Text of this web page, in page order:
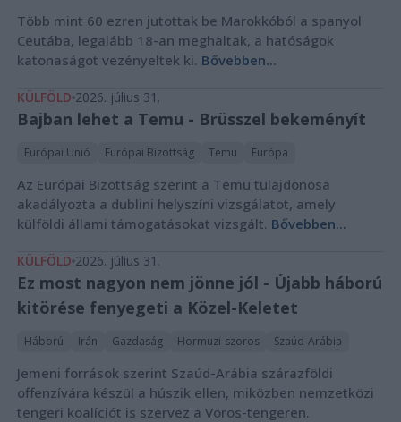
Több mint 60 ezren jutottak be Marokkóból a spanyol
Ceutába, legalább 18-an meghaltak, a hatóságok
katonaságot vezényeltek ki. Bővebben...
KÜLFÖLD 2026. július 31.
Bajban lehet a Temu - Brüsszel bekeményít
Európai Unió Európai Bizottság Temu Európa
Az Európai Bizottság szerint a Temu tulajdonosa
akadályozta a dublini helyszíni vizsgálatot, amely
külföldi állami támogatásokat vizsgált. Bővebben...
KÜLFÖLD 2026. július 31.
Ez most nagyon nem jönne jól - Újabb háború
kitörése fenyegeti a Közel-Keletet
Háború Irán Gazdaság Hormuzi-szoros Szaúd-Arábia
Jemeni források szerint Szaúd-Arábia szárazföldi
offenzívára készül a húszik ellen, miközben nemzetközi
tengeri koalíciót is szervez a Vörös-tengeren.